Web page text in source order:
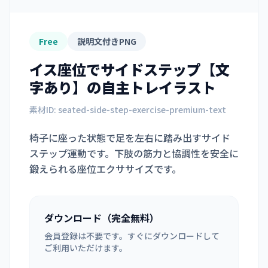
Free 説明文付きPNG
イス座位でサイドステップ【文
字あり】 の自主トレイラスト
素材ID: seated-side-step-exercise-premium-text
椅子に座った状態で足を左右に踏み出すサイド
ステップ運動です。下肢の筋力と協調性を安全に
鍛えられる座位エクササイズです。
ダウンロード（完全無料）
会員登録は不要です。すぐにダウンロードして
ご利用いただけます。